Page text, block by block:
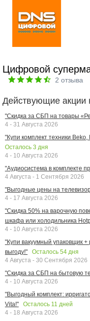
Цифровой
2 отзыва
Действующие акции
"Скидка за СБП на товары
4 - 31 Августа 2026
"Купи комплект техники
Осталось 3 дня
4 - 10 Августа 2026
"Аудиосистема в комплекте
4 Августа - 1 Сентября 2026
"Выгодные цены на
4 - 17 Августа 2026
"Скидка 50% на варочную
шкафа или холодильника
4 - 10 Августа 2026
"Купи вакуумный упаковщик +
выгоду!"
Осталось 54 дня
4 Августа - 30 Сентября 2026
"Скидка за СБП на бытовую
4 - 10 Августа 2026
"Выгодный комплект:
Vita!"
Осталось 11 дней
4 - 18 Августа 2026